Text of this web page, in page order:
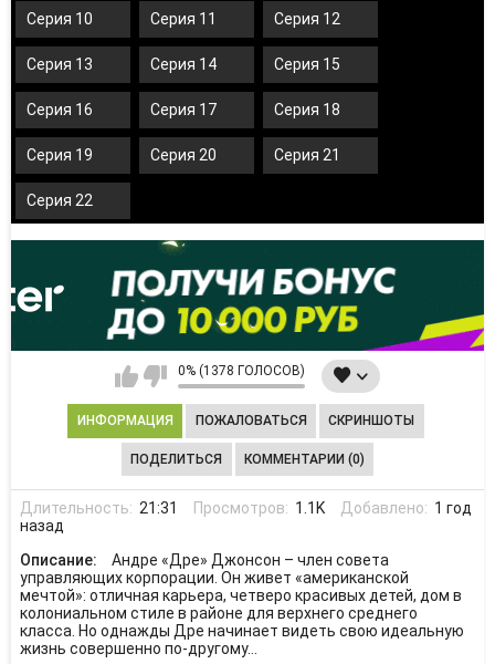
Серия 10 Серия 11 Серия 12
Серия 13 Серия 14 Серия 15
Серия 16 Серия 17 Серия 18
Серия 19 Серия 20 Серия 21
Серия 22
0% (1378 ГОЛОСОВ)
ИНФОРМАЦИЯ ПОЖАЛОВАТЬСЯ СКРИНШОТЫ
ПОДЕЛИТЬСЯ КОММЕНТАРИИ (0)
Длительность: 21:31 Просмотров: 1.1K Добавлено: 1 год
назад
Описание:
Андре «Дре» Джонсон – член совета
управляющих корпорации. Он живет «американской
мечтой»: отличная карьера, четверо красивых детей, дом в
колониальном стиле в районе для верхнего среднего
класса. Но однажды Дре начинает видеть свою идеальную
жизнь совершенно по-другому…